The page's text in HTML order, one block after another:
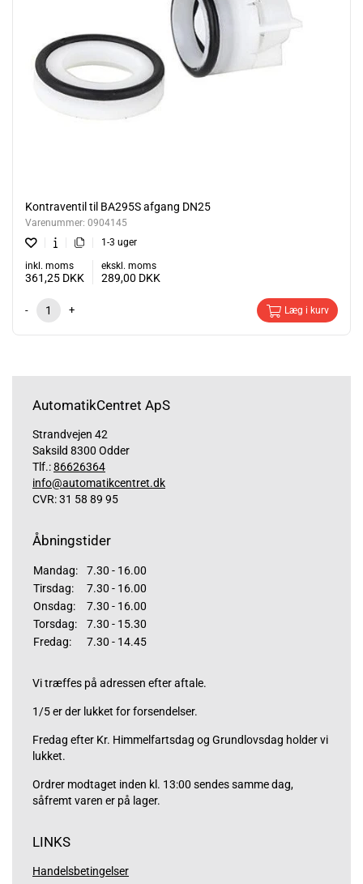
Kontraventil til BA295S afgang DN25
Varenummer: 0904145
1-3 uger
inkl. moms
361,25 DKK
ekskl. moms
289,00 DKK
- + Læg i kurv
AutomatikCentret ApS
Strandvejen 42
Saksild 8300 Odder
Tlf.:86626364
info@automatikcentret.dk
CVR: 31 58 89 95
Åbningstider
Mandag:
7.30 - 16.00
Tirsdag:
7.30 - 16.00
Onsdag:
7.30 - 16.00
Torsdag:
7.30 - 15.30
Fredag:
7.30 - 14.45
Vi træffes på adressen efter aftale.
1/5 er der lukket for forsendelser.
Fredag efter Kr. Himmelfartsdag og Grundlovsdag holder vi
lukket.
Ordrer modtaget inden kl. 13:00 sendes samme dag,
såfremt varen er på lager.
LINKS
Handelsbetingelser